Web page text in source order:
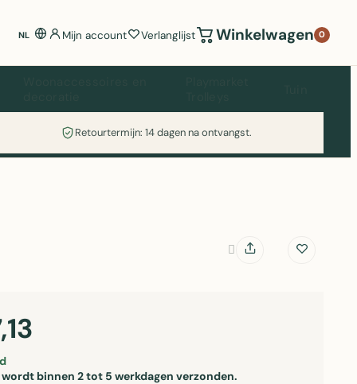
NL Mijn account Verlanglijst Winkelwagen 0
Retourtermijn: 14 dagen na ontvangst.
binnen 2 tot 5 werkdagen verzonden.